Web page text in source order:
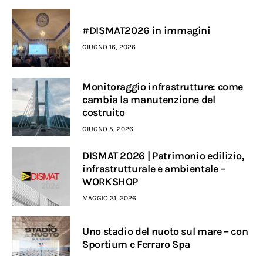
#DISMAT2026 in immagini
GIUGNO 16, 2026
Monitoraggio infrastrutture: come
cambia la manutenzione del
costruito
GIUGNO 5, 2026
DISMAT 2026 | Patrimonio edilizio,
infrastrutturale e ambientale –
WORKSHOP
MAGGIO 31, 2026
Uno stadio del nuoto sul mare – con
Sportium e Ferraro Spa